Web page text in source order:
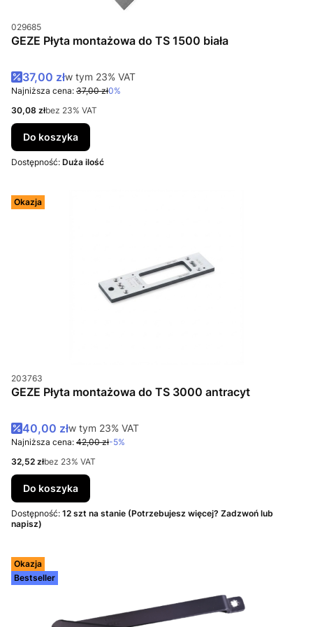
Kod produktu
029685
GEZE Płyta montażowa do TS 1500 biała
Cena promocyjna brutto
37,00 złw tym %s VAT
w tym 23% VAT
Najniższa cena: 37,00 zł0%
Cena netto
30,08 złbez 23% VAT
Do koszyka
Dostępność: Duża ilość
Okazja
Kod produktu
203763
GEZE Płyta montażowa do TS 3000 antracyt
Cena promocyjna brutto
40,00 złw tym %s VAT
w tym 23% VAT
Najniższa cena: 42,00 zł-5%
Cena netto
32,52 złbez 23% VAT
Do koszyka
Dostępność: 12 szt na stanie (Potrzebujesz więcej? Zadzwoń lub
napisz)
Okazja
Bestseller